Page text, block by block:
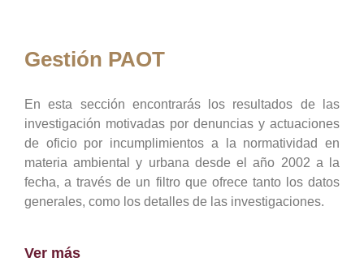
Gestión PAOT
En esta sección encontrarás los resultados de las
investigación motivadas por denuncias y actuaciones
de oficio por incumplimientos a la normatividad en
materia ambiental y urbana desde el año 2002 a la
fecha, a través de un filtro que ofrece tanto los datos
generales, como los detalles de las investigaciones.
Ver más